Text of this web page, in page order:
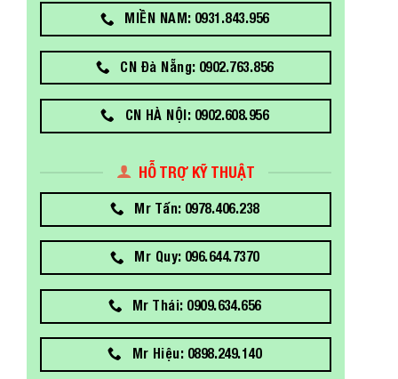
MIỀN NAM: 0931.843.956
CN Đà Nẵng: 0902.763.856
CN HÀ NỘI: 0902.608.956
HỖ TRỢ KỸ THUẬT
Mr Tấn: 0978.406.238
Mr Quy: 096.644.7370
Mr Thái: 0909.634.656
Mr Hiệu: 0898.249.140